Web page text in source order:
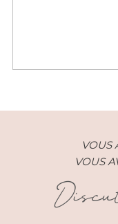
VOUS
VOUS